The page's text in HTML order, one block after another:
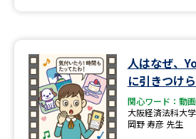
高等学校（情報）教員資格認定
大学研究
人はなぜ、
に引きつけ
関心ワード：動
大阪経済法科大学
岡野 寿彦 先生